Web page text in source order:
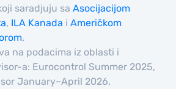
saradjuju sa Asocijacijom
, ILA Kanada i Američkom
.
na podacima iz oblasti i
a: Eurocontrol Summer 2025,
January–April 2026.